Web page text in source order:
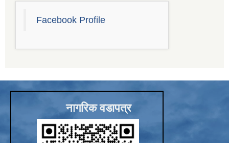
Facebook Profile
नागरिक वडापत्र